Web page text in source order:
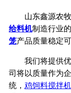
山东鑫源农牧
给料机制造行业
笼产品质量稳定可
我们将提供优
司将以质量作为
统， 鸡饲料搅拌